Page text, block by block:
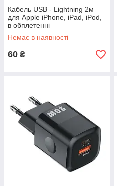
Кабель USB - Lightning 2м
для Apple iPhone, iPad, iPod,
в обплетенні
Немає в наявності
60 ₴